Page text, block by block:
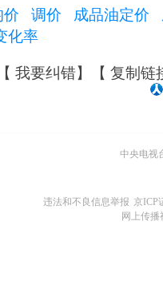
价 调价 成品油定价
化率
我要纠错】【 复制链
中央电视
违法和不良信息举报 京ICP
网上传播